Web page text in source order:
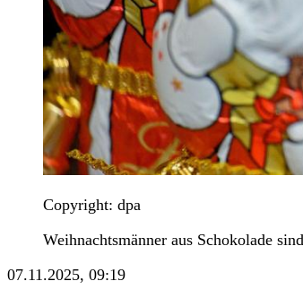
Copyright: dpa
Weihnachtsmänner aus Schokolade
07.11.2025, 09:19